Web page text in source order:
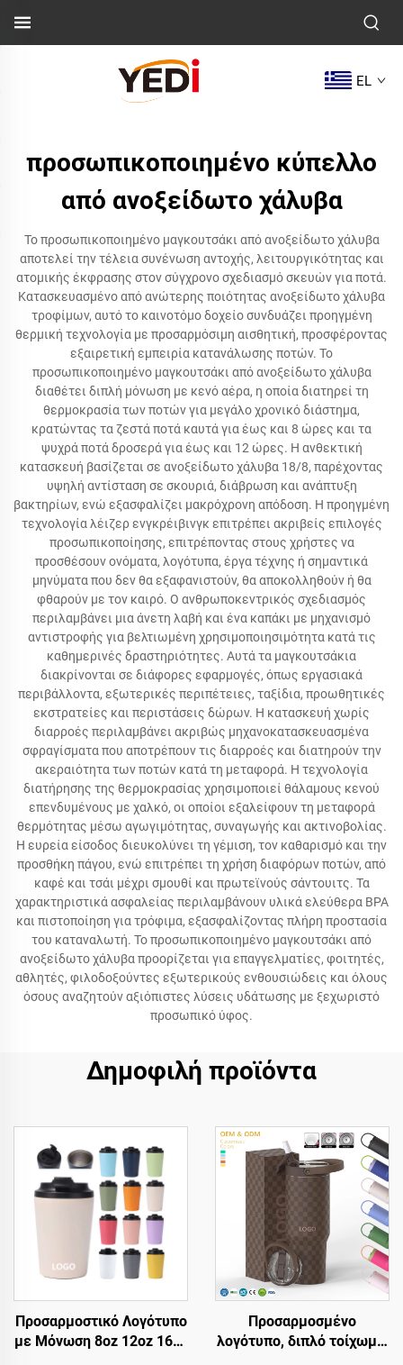
EL
προσωπικοποιημένο κύπελλο
από ανοξείδωτο χάλυβα
Το προσωπικοποιημένο μαγκουτσάκι από ανοξείδωτο χάλυβα
αποτελεί την τέλεια συνένωση αντοχής, λειτουργικότητας και
ατομικής έκφρασης στον σύγχρονο σχεδιασμό σκευών για ποτά.
Κατασκευασμένο από ανώτερης ποιότητας ανοξείδωτο χάλυβα
τροφίμων, αυτό το καινοτόμο δοχείο συνδυάζει προηγμένη
θερμική τεχνολογία με προσαρμόσιμη αισθητική, προσφέροντας
εξαιρετική εμπειρία κατανάλωσης ποτών. Το
προσωπικοποιημένο μαγκουτσάκι από ανοξείδωτο χάλυβα
διαθέτει διπλή μόνωση με κενό αέρα, η οποία διατηρεί τη
θερμοκρασία των ποτών για μεγάλο χρονικό διάστημα,
κρατώντας τα ζεστά ποτά καυτά για έως και 8 ώρες και τα
ψυχρά ποτά δροσερά για έως και 12 ώρες. Η ανθεκτική
κατασκευή βασίζεται σε ανοξείδωτο χάλυβα 18/8, παρέχοντας
υψηλή αντίσταση σε σκουριά, διάβρωση και ανάπτυξη
βακτηρίων, ενώ εξασφαλίζει μακρόχρονη απόδοση. Η προηγμένη
τεχνολογία λέιζερ ενγκρέιβινγκ επιτρέπει ακριβείς επιλογές
προσωπικοποίησης, επιτρέποντας στους χρήστες να
προσθέσουν ονόματα, λογότυπα, έργα τέχνης ή σημαντικά
μηνύματα που δεν θα εξαφανιστούν, θα αποκολληθούν ή θα
φθαρούν με τον καιρό. Ο ανθρωποκεντρικός σχεδιασμός
περιλαμβάνει μια άνετη λαβή και ένα καπάκι με μηχανισμό
αντιστροφής για βελτιωμένη χρησιμοποιησιμότητα κατά τις
καθημερινές δραστηριότητες. Αυτά τα μαγκουτσάκια
διακρίνονται σε διάφορες εφαρμογές, όπως εργασιακά
περιβάλλοντα, εξωτερικές περιπέτειες, ταξίδια, προωθητικές
εκστρατείες και περιστάσεις δώρων. Η κατασκευή χωρίς
διαρροές περιλαμβάνει ακριβώς μηχανοκατασκευασμένα
σφραγίσματα που αποτρέπουν τις διαρροές και διατηρούν την
ακεραιότητα των ποτών κατά τη μεταφορά. Η τεχνολογία
διατήρησης της θερμοκρασίας χρησιμοποιεί θάλαμους κενού
επενδυμένους με χαλκό, οι οποίοι εξαλείφουν τη μεταφορά
θερμότητας μέσω αγωγιμότητας, συναγωγής και ακτινοβολίας.
Η ευρεία είσοδος διευκολύνει τη γέμιση, τον καθαρισμό και την
προσθήκη πάγου, ενώ επιτρέπει τη χρήση διαφόρων ποτών, από
καφέ και τσάι μέχρι σμουθί και πρωτεϊνούς σάντουιτς. Τα
χαρακτηριστικά ασφαλείας περιλαμβάνουν υλικά ελεύθερα BPA
και πιστοποίηση για τρόφιμα, εξασφαλίζοντας πλήρη προστασία
του καταναλωτή. Το προσωπικοποιημένο μαγκουτσάκι από
ανοξείδωτο χάλυβα προορίζεται για επαγγελματίες, φοιτητές,
αθλητές, φιλοδοξούντες εξωτερικούς ενθουσιώδεις και όλους
όσους αναζητούν αξιόπιστες λύσεις υδάτωσης με ξεχωριστό
προσωπικό ύφος.
Δημοφιλή προϊόντα
Προσαρμοστικό Λογότυπο
με Μόνωση 8oz 12oz 16oz
Προσαρμοσμένο
λογότυπο, διπλό τοίχωμα,